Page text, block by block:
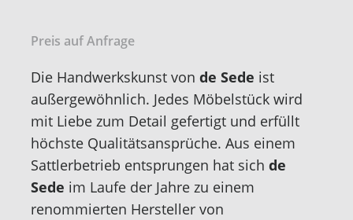
Preis auf Anfrage
Die Handwerkskunst von de Sede ist
außergewöhnlich. Jedes Möbelstück wird
mit Liebe zum Detail gefertigt und erfüllt
höchste Qualitätsansprüche. Aus einem
Sattlerbetrieb entsprungen hat sich de
Sede im Laufe der Jahre zu einem
renommierten Hersteller von